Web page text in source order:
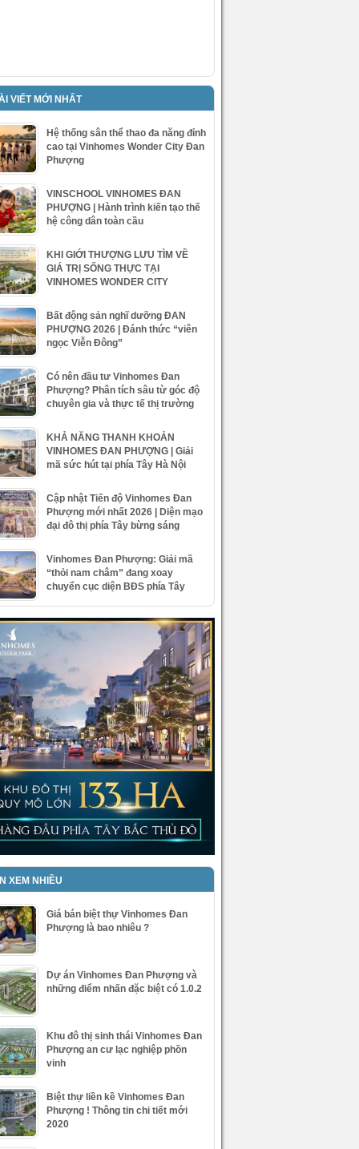
VIẾT MỚI NHẤT
Hệ thống sân thể thao đa năng đỉnh
cao tại Vinhomes Wonder City Đan
Phượng
VINSCHOOL VINHOMES ĐAN
PHƯỢNG | Hành trình kiến tạo thế
hệ công dân toàn cầu
KHI GIỚI THƯỢNG LƯU TÌM VỀ
GIÁ TRỊ SỐNG THỰC TẠI
VINHOMES WONDER CITY
Bất động sản nghĩ dưỡng ĐAN
PHƯỢNG 2026 | Đánh thức “viên
ngọc Viễn Đông”
Có nên đầu tư Vinhomes Đan
Phượng? Phân tích sâu từ góc độ
chuyên gia và thực tế thị trường
KHẢ NĂNG THANH KHOẢN
VINHOMES ĐAN PHƯỢNG | Giải
mã sức hút tại phía Tây Hà Nội
Cập nhật Tiến độ Vinhomes Đan
Phượng mới nhất 2026 | Diện mạo
đại đô thị phía Tây bừng sáng
Vinhomes Đan Phượng: Giải mã
“thỏi nam châm” đang xoay
chuyển cục diện BĐS phía Tây
XEM NHIỀU
Giá bán biệt thự Vinhomes Đan
Phượng là bao nhiêu ?
Dự án Vinhomes Đan Phượng và
những điểm nhấn đặc biệt có 1.0.2
Khu đô thị sinh thái Vinhomes Đan
Phượng an cư lạc nghiệp phồn
vinh
Biệt thự liền kề Vinhomes Đan
Phượng ! Thông tin chi tiết mới
2020